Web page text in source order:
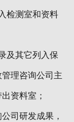
检测室和资料
及其它列入保
理咨询公司主
资料室；
司研发成果，